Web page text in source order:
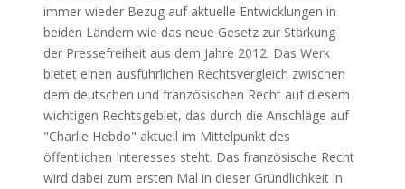
immer wieder Bezug auf aktuelle Entwicklungen in
beiden Ländern wie das neue Gesetz zur Stärkung
der Pressefreiheit aus dem Jahre 2012. Das Werk
bietet einen ausführlichen Rechtsvergleich zwischen
dem deutschen und französischen Recht auf diesem
wichtigen Rechtsgebiet, das durch die Anschläge auf
"Charlie Hebdo" aktuell im Mittelpunkt des
öffentlichen Interesses steht. Das französische Recht
wird dabei zum ersten Mal in dieser Gründlichkeit in